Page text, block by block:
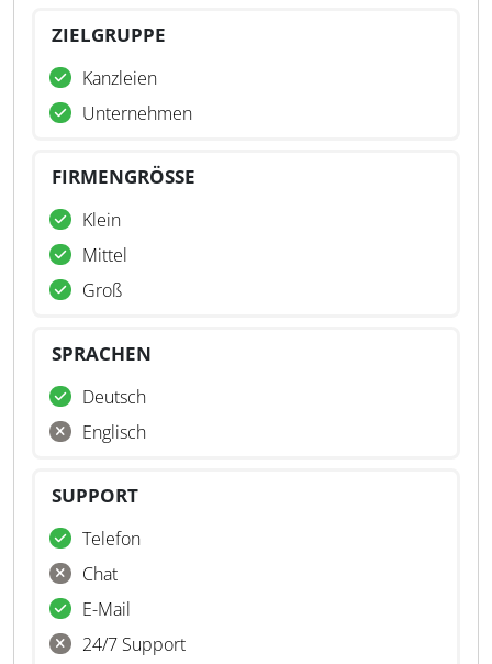
ZIELGRUPPE
Kanzleien
Unternehmen
FIRMENGRÖSSE
Klein
Mittel
Groß
SPRACHEN
Deutsch
Englisch
SUPPORT
Telefon
Chat
E-Mail
24/7 Support